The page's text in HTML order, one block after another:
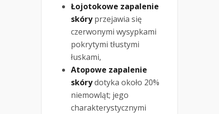
Łojotokowe zapalenie
skóryprzejawia się
czerwonymi wysypkami
pokrytymi tłustymi
łuskami,
Atopowe zapalenie
skórydotyka około 20%
niemowląt; jego
charakterystycznymi